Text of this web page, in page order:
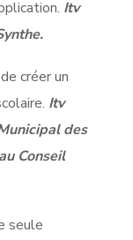
Itv
créer un
Itv
des
Conseil
seule